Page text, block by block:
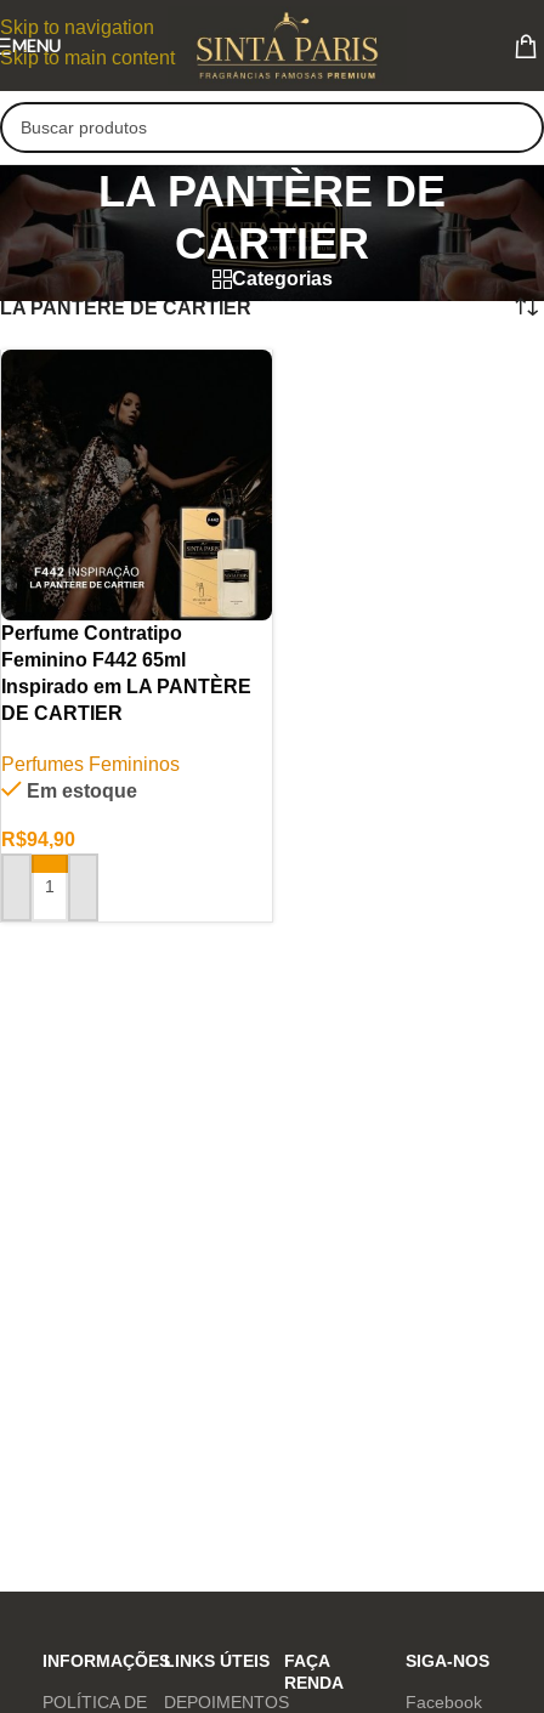
Skip to navigation
Skip to main content
MENU
LA PANTÈRE DE
CARTIER
Categorias
LA PANTÈRE DE CARTIER
Perfume Contratipo
Feminino F442 65ml
Inspirado em LA PANTÈRE
DE CARTIER
Perfumes Femininos
Em estoque
R$94,90
ADICIONAR AO CARRINHO
INFORMAÇÕES
POLÍTICA DE
LINKS ÚTEIS
DEPOIMENTOS
FAÇA
RENDA
SIGA-NOS
Facebook